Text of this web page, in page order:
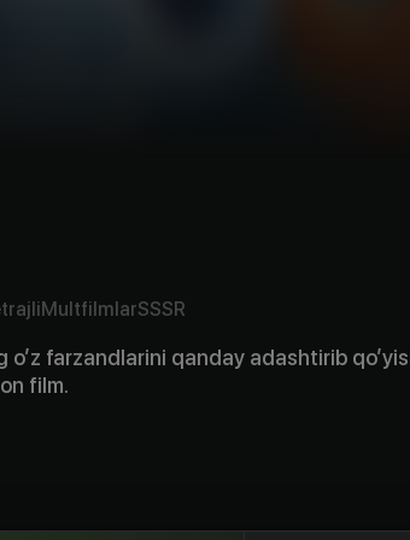
MultfilmlarSSSR
farzandlarini qanday adashtirib
film.